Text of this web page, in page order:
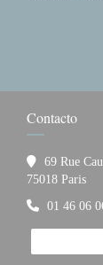
Contacto
69 Rue
75018 Paris
01 46 06